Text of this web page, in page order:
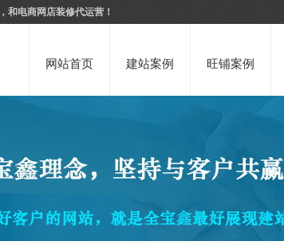
和电商网店装修代运营！
网站首页 建站案例 旺铺案例